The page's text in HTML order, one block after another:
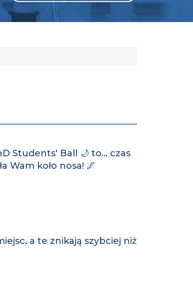
Students' Ball 🌙 to… czas
Wam koło nosa! 🌌
a te znikają szybciej niż